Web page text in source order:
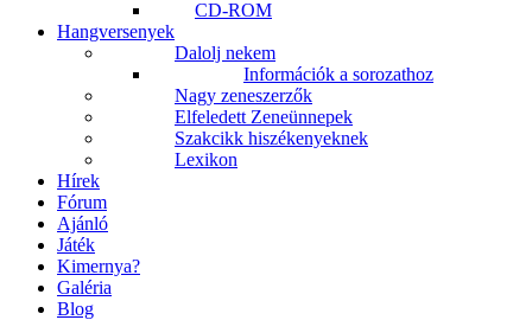
CD-ROM
Hangversenyek
Dalolj nekem
Információk a sorozathoz
Nagy zeneszerzők
Elfeledett Zeneünnepek
Szakcikk hiszékenyeknek
Lexikon
Hírek
Fórum
Ajánló
Játék
Kimernya?
Galéria
Blog